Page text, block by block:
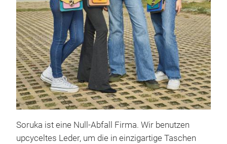
Soruka ist eine Null-Abfall Firma. Wir benutzen
upcyceltes Leder, um die in einzigartige Taschen